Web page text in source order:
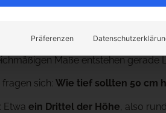
von Terrassen und Sitzplätzen
Maße entstehen gerade
sich: Wie tief sollten 50 cm
Etwa ein Drittel der Höhe, also rund
Präferenzen